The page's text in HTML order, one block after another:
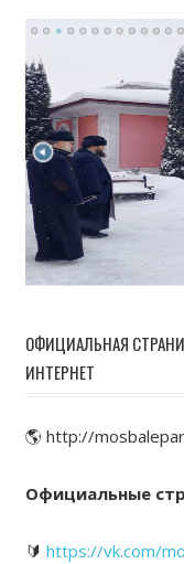
ОФИЦИАЛЬНАЯ
ИНТЕРНЕТ
🌎 http://
Официальные
🔰 https://vk.com/